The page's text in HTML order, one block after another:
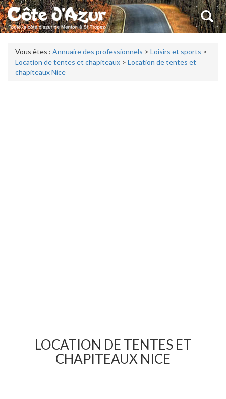
Vous êtes : Annuaire des professionnels > Loisirs et sports >
Location de tentes et chapiteaux > Location de tentes et
chapiteaux Nice
LOCATION DE TENTES ET
CHAPITEAUX NICE